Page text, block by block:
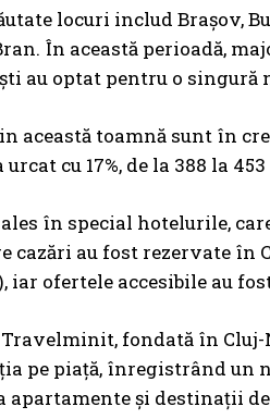
locuri includ Brașov,
În această perioadă,
au optat pentru o singură
această toamnă sunt în
urcat cu 17%, de la 388 la
în special hotelurile,
cazări au fost rezervate în
iar ofertele accesibile au
fondată în Cluj-
pe piață, înregistrând un
apartamente și destinații